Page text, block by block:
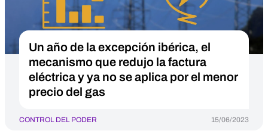
Un año de la excepción ibérica, el
mecanismo que redujo la factura
eléctrica y ya no se aplica por el menor
precio del gas
CONTROL DEL PODER 15/06/2023